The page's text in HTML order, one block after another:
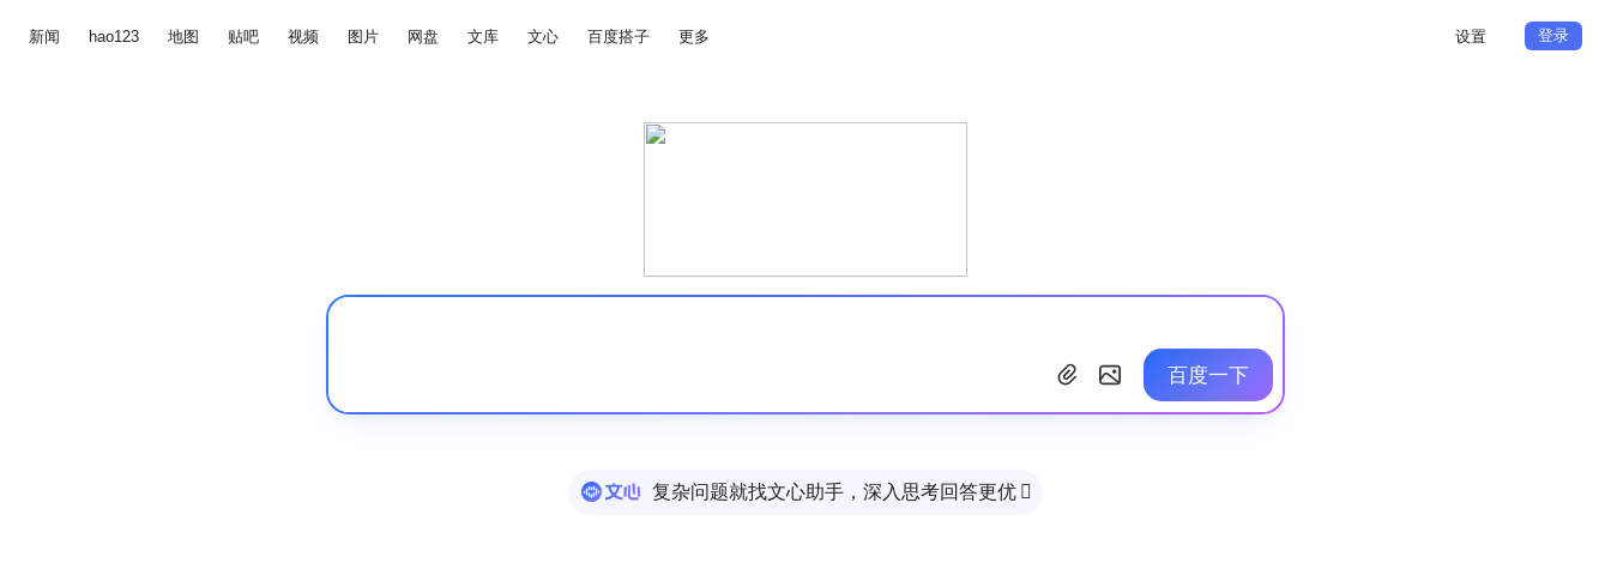
新闻 hao123 地图 贴吧 视频 图片 网盘 文库 文心 百度搭子 更多 设置 登录
百度一下
复杂问题就找文心助手，深入思考回答更优 